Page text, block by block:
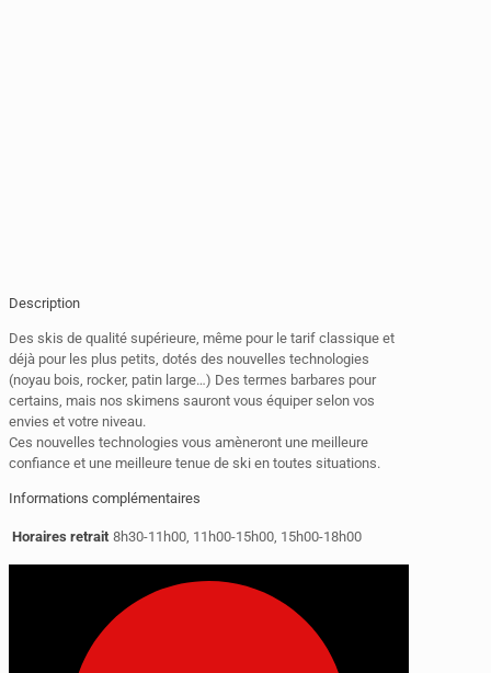
Description
Des skis de qualité supérieure, même pour le tarif classique et
déjà pour les plus petits, dotés des nouvelles technologies
(noyau bois, rocker, patin large…) Des termes barbares pour
certains, mais nos skimens sauront vous équiper selon vos
envies et votre niveau.
Ces nouvelles technologies vous amèneront une meilleure
confiance et une meilleure tenue de ski en toutes situations.
Informations complémentaires
Horaires retrait 8h30-11h00, 11h00-15h00, 15h00-18h00